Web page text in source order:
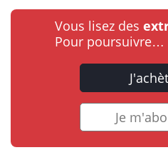
Vous lisez des
Pour poursuivre…
Je